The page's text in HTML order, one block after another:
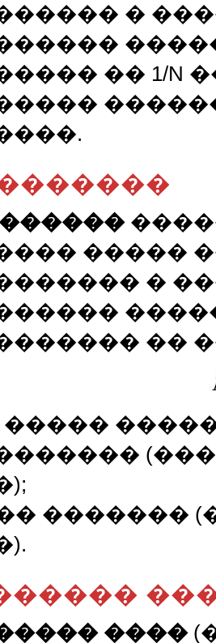
�
�� 1/N
�����
�
��
�����
�������
����